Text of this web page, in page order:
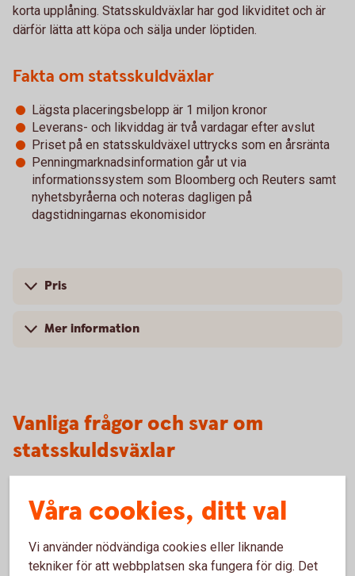
korta upplåning. Statsskuldväxlar har god likviditet och är
därför lätta att köpa och sälja under löptiden.
Fakta om statsskuldväxlar
Lägsta placeringsbelopp är 1 miljon kronor
Leverans- och likviddag är två vardagar efter avslut
Priset på en statsskuldväxel uttrycks som en årsränta
Penningmarknadsinformation går ut via
informationssystem som Bloomberg och Reuters samt
nyhetsbyråerna och noteras dagligen på
dagstidningarnas ekonomisidor
Pris
Mer information
Vanliga frågor och svar om
statsskuldsväxlar
Vem kan köpa statsskuldväxlar?
Vilken är lägsta placeringsvolymen?
Våra cookies, ditt val
Vi använder nödvändiga cookies eller liknande
tekniker för att webbplatsen ska fungera för dig. Det